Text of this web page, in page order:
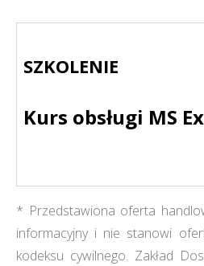
SZKOLENIE
Kurs obsługi MS
* Przedstawiona oferta
informacyjny i nie stanowi
kodeksu cywilnego. Zakład